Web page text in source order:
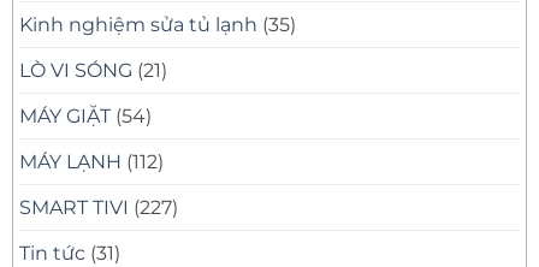
Kinh nghiệm sửa tủ lạnh (35)
LÒ VI SÓNG (21)
MÁY GIẶT (54)
MÁY LẠNH (112)
SMART TIVI (227)
Tin tức (31)